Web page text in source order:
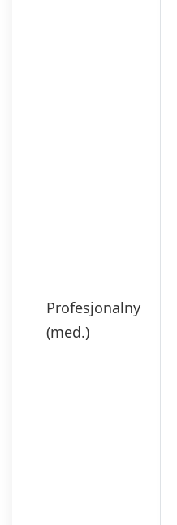
Profesjonalny
(med.)